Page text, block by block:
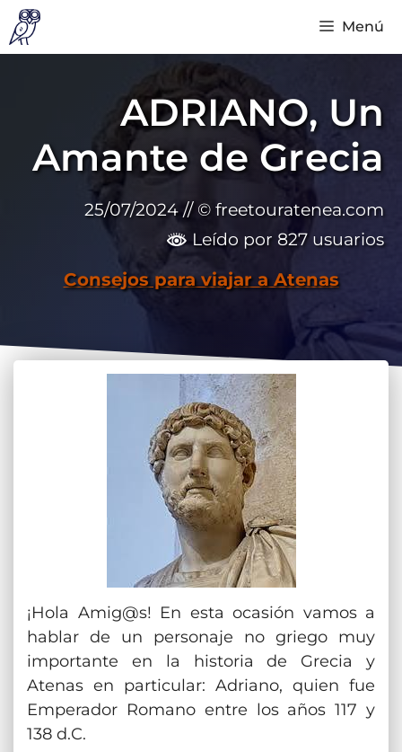
Saltar
al
contenido
Menú
ADRIANO, Un
Amante de Grecia
25/07/2024 // © freetouratenea.com
Leído por 827 usuarios
Consejos para viajar a Atenas
¡Hola Amig@s! En esta ocasión vamos a
hablar de un personaje no griego muy
importante en la historia de Grecia y
Atenas en particular: Adriano, quien fue
Emperador Romano entre los años 117 y
138 d.C.